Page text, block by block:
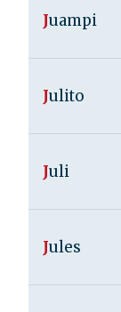
Juampi
Julito
Juli
Jules